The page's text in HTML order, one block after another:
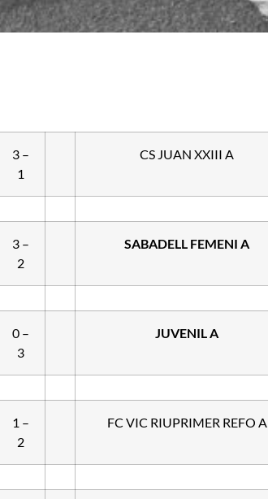
3 –
1
CS JUAN XXIII A
3 –
2
SABADELL FEMENI A
0 –
3
JUVENIL A
1 –
2
FC VIC RIUPRIMER REFO A